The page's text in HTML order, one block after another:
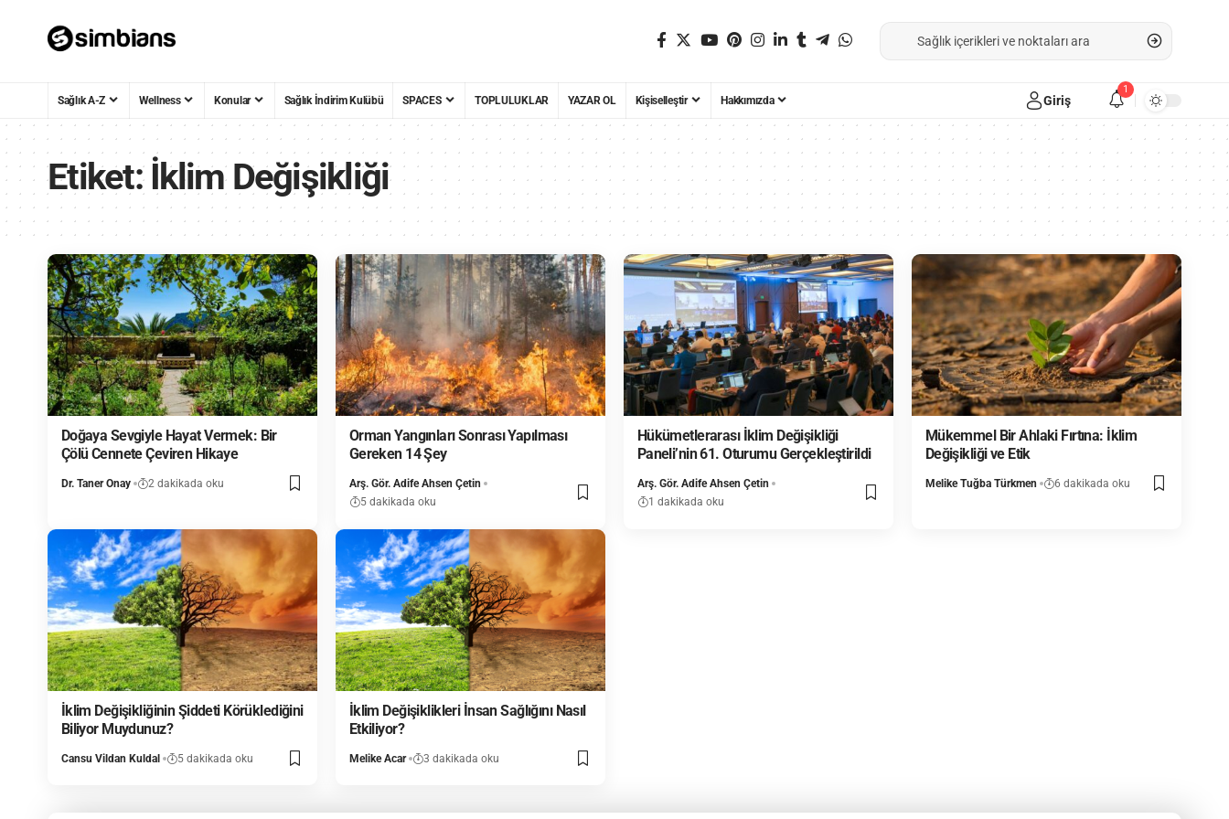
Sağlık A-Z Wellness Konular Sağlık İndirim Kulübü SPACES TOPLULUKLAR YAZAR OL Kişiselleştir Hakkımızda Giriş
1
Etiket:İklim Değişikliği
Doğaya Sevgiyle Hayat Vermek: Bir
Çölü Cennete Çeviren Hikaye
Dr. Taner Onay 2 dakikada oku
Orman Yangınları Sonrası Yapılması
Gereken 14 Şey
Arş. Gör. Adife Ahsen Çetin
5 dakikada oku
Hükümetlerarası İklim Değişikliği
Paneli’nin 61. Oturumu Gerçekleştirildi
Arş. Gör. Adife Ahsen Çetin
1 dakikada oku
Mükemmel Bir Ahlaki Fırtına: İklim
Değişikliği ve Etik
Melike Tuğba Türkmen 6 dakikada oku
İklim Değişikliğinin Şiddeti Körüklediğini
Biliyor Muydunuz?
Cansu Vildan Kuldal 5 dakikada oku
İklim Değişiklikleri İnsan Sağlığını Nasıl
Etkiliyor?
Melike Acar 3 dakikada oku